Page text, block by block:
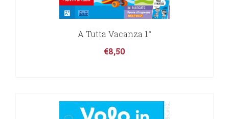
A Tutta Vacanza 1°
€8,50